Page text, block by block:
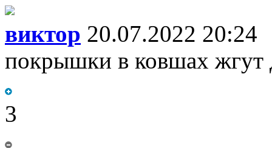
виктор 20.07.2022 20:24
покрышки в ковшах жгут
3